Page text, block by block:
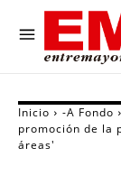
Inicio -A Fondo
promoción de la
áreas'